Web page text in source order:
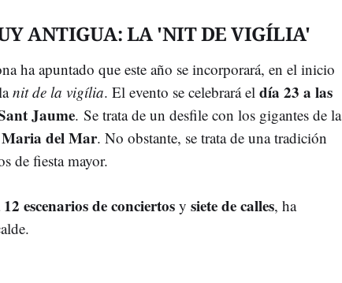
ANTIGUA: LA 'NIT DE VIGÍLIA'
ha apuntado que este año se incorporará, en el inicio
nit de la vigília. El evento se celebrará el día 23 a las
Jaume. Se trata de un desfile con los gigantes de la
del Mar. No obstante, se trata de una tradición
de fiesta mayor.
12 escenarios de conciertos y siete de calles, ha